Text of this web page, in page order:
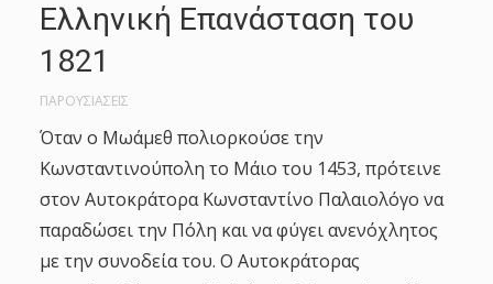
Ελληνική Επανάσταση του
1821
ΠΑΡΟΥΣΙΑΣΕΙΣ
Όταν ο Μωάμεθ πολιορκούσε την
Κωνσταντινούπολη το Μάιο του 1453, πρότεινε
στον Αυτοκράτορα Κωνσταντίνο Παλαιολόγο να
παραδώσει την Πόλη και να φύγει ανενόχλητος
με την συνοδεία του. Ο Αυτοκράτορας